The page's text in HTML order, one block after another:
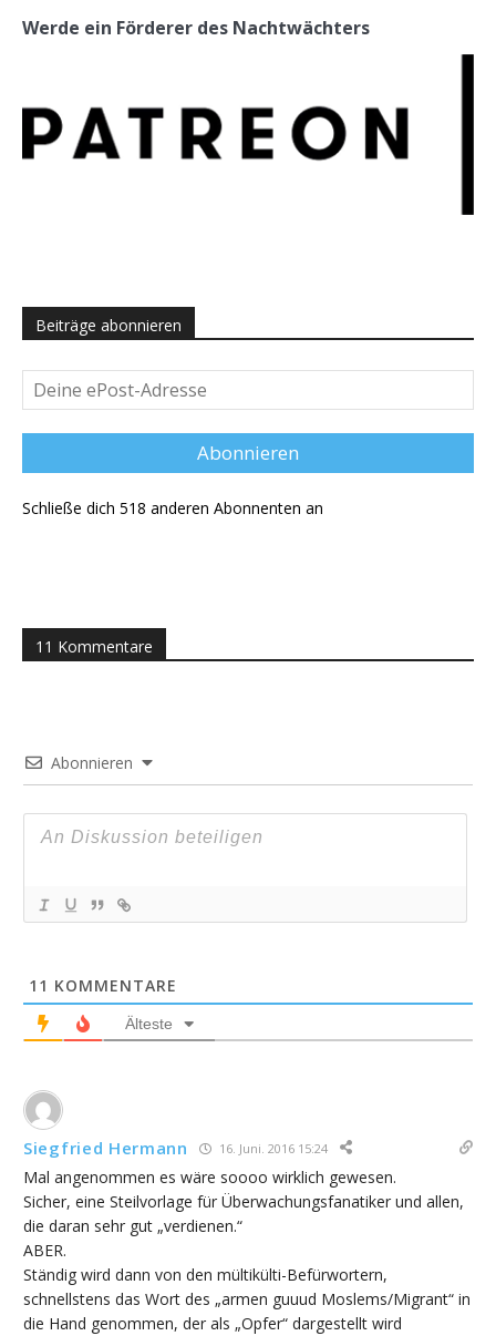
Werde ein Förderer des Nachtwächters
Beiträge abonnieren
Deine
ePost-
Adresse
Abonnieren
Schließe dich 518 anderen Abonnenten an
11 Kommentare
Abonnieren
11 KOMMENTARE
Älteste
Siegfried Hermann 16. Juni. 2016 15:24
Mal angenommen es wäre soooo wirklich gewesen.
Sicher, eine Steilvorlage für Überwachungsfanatiker und allen,
die daran sehr gut „verdienen.“
ABER.
Ständig wird dann von den mültikülti-Befürwortern,
schnellstens das Wort des „armen guuud Moslems/Migrant“ in
die Hand genommen, der als „Opfer“ dargestellt wird